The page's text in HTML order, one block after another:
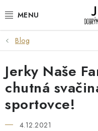
na
DÁRKOVÉ SADY
TRVANLIVÉ
DROGERIE A KOSMETIKA
NÁPOJE
Blog
Jerky Naše
chutná
sportovce!
4.12.2021